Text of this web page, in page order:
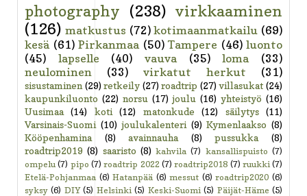
photography (238) virkkaaminen
(126) matkustus (72) kotimaanmatkailu (69)
kesä (61) Pirkanmaa (50) Tampere (46) luonto
(45)
lapselle (40) vauva (35) loma
(33)
neulominen
(33) virkatut herkut (31)
sisustaminen (29) retkeily (27) roadtrip (27) villasukat (24)
kaupunkiluonto (22) norsu (17) joulu (16) yhteistyö (16)
Uusimaa
(14) koti (12) matonkude (12) säilytys
(11)
Varsinais-Suomi (10) joulukalenteri (9) Kymenlaakso (8)
Kööpenhamina
(8) avainnauha (8) pussukka
(8)
roadtrip2019 (8) saaristo (8) kahvila (7) kansallispuisto (7)
ompelu (7) pipo (7) roadtrip 2022 (7) roadtrip2018 (7) ruukki (7)
Etelä-Pohjanmaa (6) Hatanpää (6) messut (6) roadtrip2020 (6)
syksy (6) DIY (5) Helsinki (5) Keski-Suomi (5) Päijät-Häme (5)